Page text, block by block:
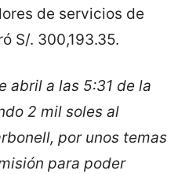
de servicios de
S/. 300,193.35.
abril a las 5:31 de la
2 mil soles al
por unos temas
para poder